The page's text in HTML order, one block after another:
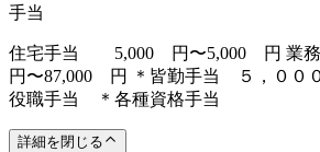
手当
住宅手当 5,000 円〜5,000 円 業
円〜87,000 円 ＊皆勤手当 ５，０
役職手当 ＊各種資格手当
詳細を閉じる